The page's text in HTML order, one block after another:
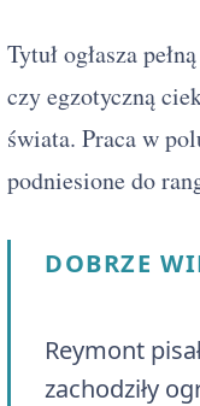
Tytuł ogłasza
czy egzotyczną
świata. Praca w
podniesione do
DOBRZE
Reymont
zachodziły